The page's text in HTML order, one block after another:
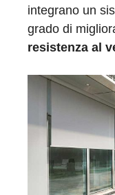
integrano un
grado di
resistenza al